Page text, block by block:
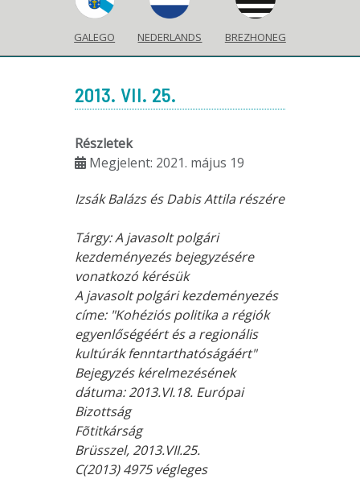
GALEGO NEDERLANDS BREZHONEG
2013. VII. 25.
Részletek
Megjelent: 2021. május 19
Izsák Balázs és Dabis Attila részére
Tárgy: A javasolt polgári
kezdeményezés bejegyzésére
vonatkozó kérésük
A javasolt polgári kezdeményezés
címe: "Kohéziós politika a régiók
egyenlőségéért és a regionális
kultúrák fenntarthatóságáért"
Bejegyzés kérelmezésének
dátuma: 2013.VI.18. Európai
Bizottság
Fõtitkárság
Brüsszel, 2013.VII.25.
C(2013) 4975 végleges